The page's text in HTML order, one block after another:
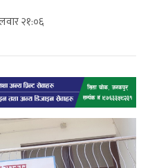
२१:०६